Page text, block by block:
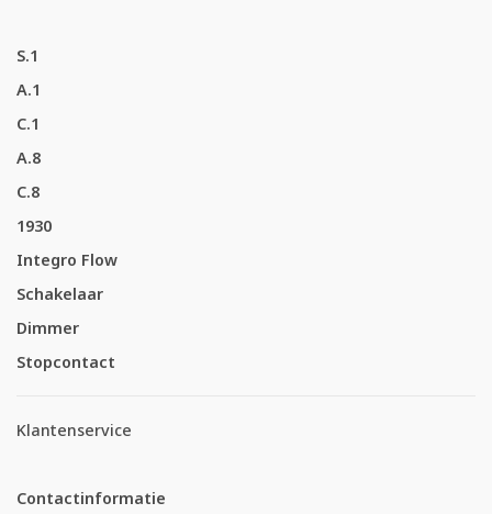
S.1
A.1
C.1
A.8
C.8
1930
Integro Flow
Schakelaar
Dimmer
Stopcontact
Klantenservice
Contactinformatie